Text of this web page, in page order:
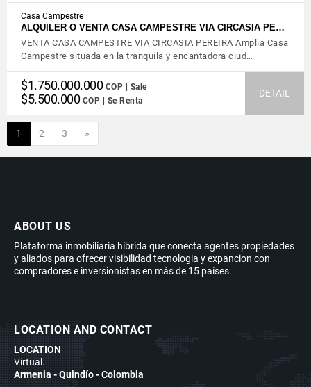
Casa Campestre
ALQUILER O VENTA CASA CAMPESTRE VIA CIRCASIA PE…
VENTA CASA CAMPESTRE VIA CIRCASIA PEREIRA Amplia Casa
Campestre situada en la tranquila y encantadora ciud…
$1.750.000.000 COP | Sale
$5.500.000 COP | Se Renta
DETAIL
1 2 3 »
ABOUT US
Plataforma inmobiliaria híbrida que conecta agentes propiedades
y aliados para ofrecer visibilidad tecnologia y expancion con
compradores e inversionistas en más de 15 países.
LOCATION AND CONTACT
LOCATION
Virtual.
Armenia - Quindío - Colombia